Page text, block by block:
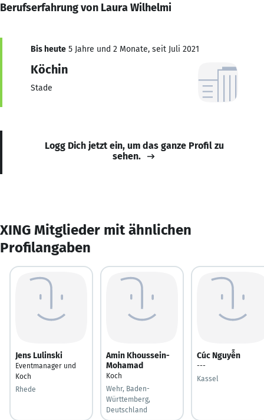
Berufserfahrung von Laura Wilhelmi
Bis heute 5 Jahre und 2 Monate, seit Juli 2021
Köchin
Stade
Logg Dich jetzt ein, um das ganze Profil zu
sehen.
XING Mitglieder mit ähnlichen
Profilangaben
Jens Lulinski
Eventmanager und
Koch
Rhede
Amin Khoussein-
Mohamad
Koch
Wehr, Baden-
Württemberg,
Deutschland
Cúc Nguyễn
---
Kassel